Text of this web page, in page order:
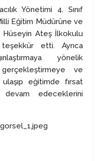
Yönetimi 4. Sınıf
Eğitim Müdürüne ve
Hüseyin Ateş İlkokulu
etti. Ayrıca
yönelik
ve
eğitimde fırsat
devam edeceklerini